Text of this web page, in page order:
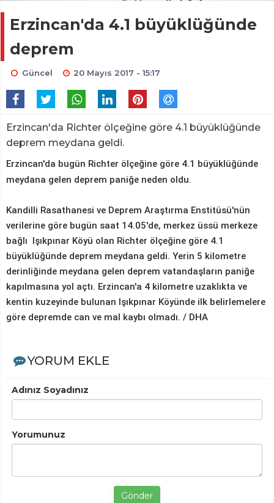
Erzincan'da 4.1 büyüklüğünde
deprem
Güncel 20 Mayıs 2017 - 15:17
Erzincan'da Richter ölçeğine göre 4.1 büyüklüğünde
deprem meydana geldi.
Erzincan'da bugün Richter ölçeğine göre 4.1 büyüklüğünde
meydana gelen deprem paniğe neden oldu.
Kandilli Rasathanesi ve Deprem Araştırma Enstitüsü'nün
verilerine göre bugün saat 14.05'de, merkez üssü merkeze
bağlı Işıkpınar Köyü olan Richter ölçeğine göre 4.1
büyüklüğünde deprem meydana geldi. Yerin 5 kilometre
derinliğinde meydana gelen deprem vatandaşların paniğe
kapılmasına yol açtı. Erzincan'a 4 kilometre uzaklıkta ve
kentin kuzeyinde bulunan Işıkpınar Köyünde ilk belirlemelere
göre depremde can ve mal kaybı olmadı. / DHA
YORUM EKLE
Adınız Soyadınız
Yorumunuz
Gönder